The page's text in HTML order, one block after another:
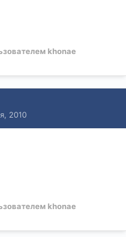
khonae
2010
khonae